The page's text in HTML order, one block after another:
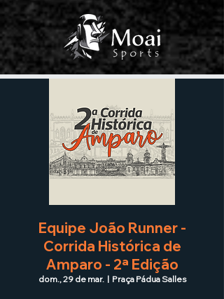
Equipe João Runner -
Corrida Histórica de
Amparo - 2ª Edição
dom., 29 de mar.
  |
Praça Pádua Salles